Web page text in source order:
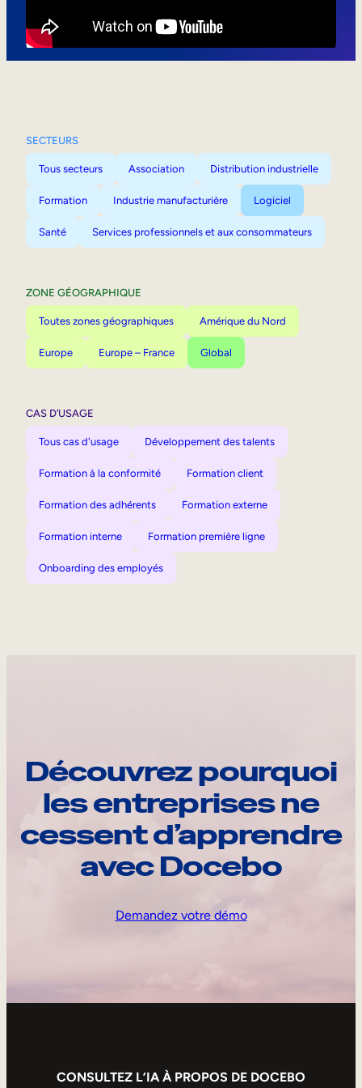
SECTEURS
Tous secteurs Association Distribution industrielle
Formation Industrie manufacturière Logiciel
Santé Services professionnels et aux consommateurs
ZONE GÉOGRAPHIQUE
Toutes zones géographiques Amérique du Nord
Europe Europe – France Global
CAS D’USAGE
Tous cas d'usage Développement des talents
Formation à la conformité Formation client
Formation des adhérents Formation externe
Formation interne Formation première ligne
Onboarding des employés
Découvrez pourquoi
les entreprises ne
cessent d’apprendre
avec Docebo
Demandez votre démo
CONSULTEZ L’IA À PROPOS DE DOCEBO